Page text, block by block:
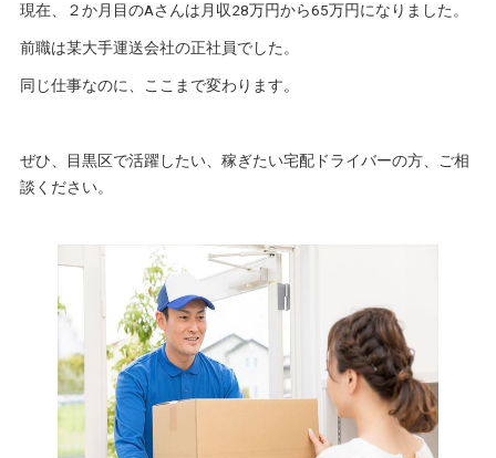
現在、２か月目のAさんは月収28万円から65万円になりました。
前職は某大手運送会社の正社員でした。
同じ仕事なのに、ここまで変わります。
ぜひ、目黒区で活躍したい、稼ぎたい宅配ドライバーの方、ご相
談ください。